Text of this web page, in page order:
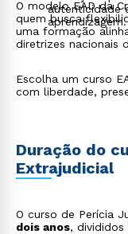
autenticidade
aprendizagem.
O modelo EAD da
quem busca
uma formação
diretrizes nacionais
Escolha um curso
com liberdade,
Duração do
Extrajudicial
O curso de Perícia
dois anos, divididos